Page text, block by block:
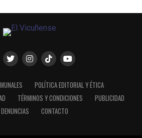
POLÍTICA EDITORIAL Y ÉTICA
TÉRMINOS Y CONDICIONES
PUBLICIDAD
DENUNCIAS
CONTACTO